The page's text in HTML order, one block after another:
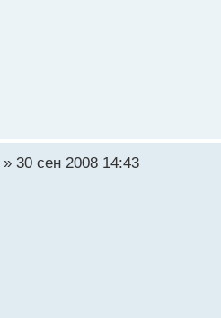
» 30 сен 2008 14:43